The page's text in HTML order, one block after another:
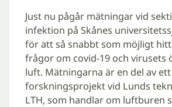
Just nu pågår mätningar vid
infektion på Skånes
för att så snabbt som möjligt
frågor om covid-19 och virusets
luft. Mätningarna är en del av ett
forskningsprojekt vid Lunds
LTH, som handlar om luftburen